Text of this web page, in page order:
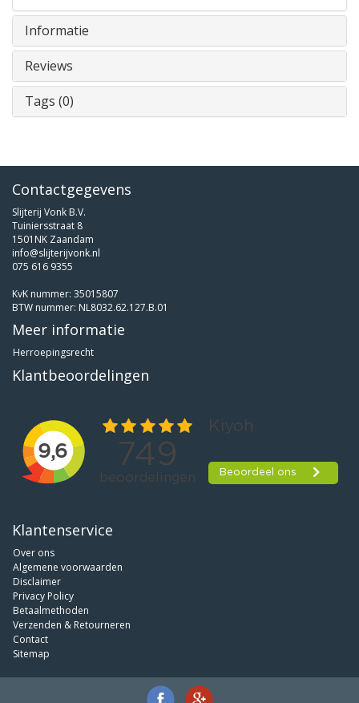
Informatie
Reviews
Tags (0)
Contactgegevens
Slijterij Vonk B.V.
Tuiniersstraat 8
1501NK Zaandam
info@slijterijvonk.nl
075 616 9355
KvK nummer: 35015807
BTW nummer: NL8032.62.127.B.01
Meer informatie
Herroepingsrecht
Klantbeoordelingen
Klantenservice
Over ons
Algemene voorwaarden
Disclaimer
Privacy Policy
Betaalmethoden
Verzenden & Retourneren
Contact
Sitemap